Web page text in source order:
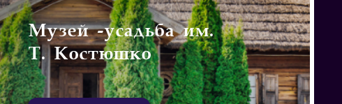
Музей -усадьба им.
Т. Костюшко